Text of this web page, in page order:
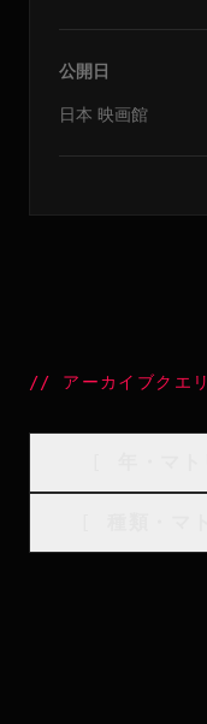
公開日
日本 映画館
// アーカイブクエリ